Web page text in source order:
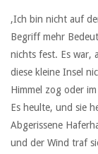
‚Ich bin nicht auf
Begriff mehr
nichts fest. Es war,
diese kleine Insel
Himmel zog oder
Es heulte, und sie
Abgerissene
und der Wind traf